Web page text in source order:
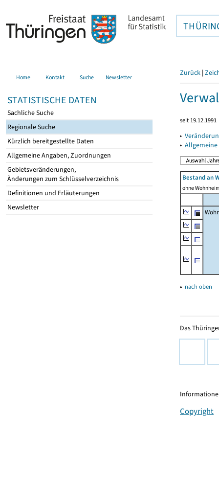
Home Kontakt Suche Newsletter
STATISTISCHE DATEN
Sachliche Suche
Regionale Suche
Kürzlich bereitgestellte Daten
Allgemeine Angaben, Zuordnungen
Gebietsveränderungen,
Änderungen zum Schlüsselverzeichnis
Definitionen und Erläuterungen
Newsletter
Zurück |
seit 19.12.1991
▸
▸
Bestand an
ohne
▴ nach oben
Das
Copyright